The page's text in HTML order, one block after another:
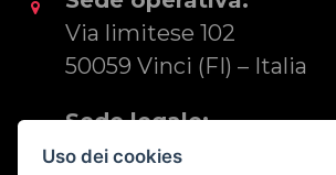
Via limitese 102
50059 Vinci (FI) – Italia
Sede legale:
Via S. Rocco 22
Uso dei cookies